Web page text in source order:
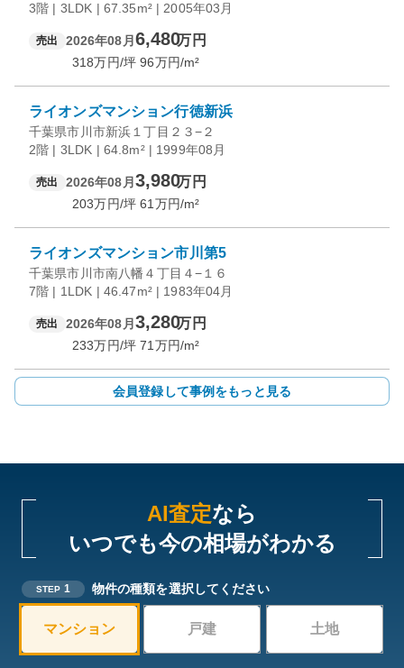
3階 | 3LDK | 67.35m² | 2005年03月
売出 2026年08月 6,480万円
318万円/坪 96万円/m²
ライオンズマンション行徳新浜
千葉県市川市新浜１丁目２３−２
2階 | 3LDK | 64.8m² | 1999年08月
売出 2026年08月 3,980万円
203万円/坪 61 万円/m²
ライオンズマンション市川第5
千葉県市川市南八幡４丁目４−１６
7階 | 1LDK | 46.47m² | 1983年04月
売出 2026年08月 3,280万円
233万円/坪 71 万円/m²
会員登録して事例をもっと見る
AI査定なら
いつでも今の相場がわかる
STEP 1 物件の種類を選択してください
マンション 戸建 土地